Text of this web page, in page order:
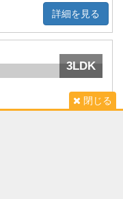
閉じる
詳細を見る
3LDK